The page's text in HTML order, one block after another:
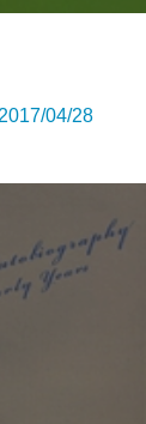
04/28